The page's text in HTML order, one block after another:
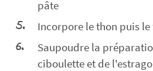
pâte
Incorpore le thon puis
Saupoudre la
ciboulette et de